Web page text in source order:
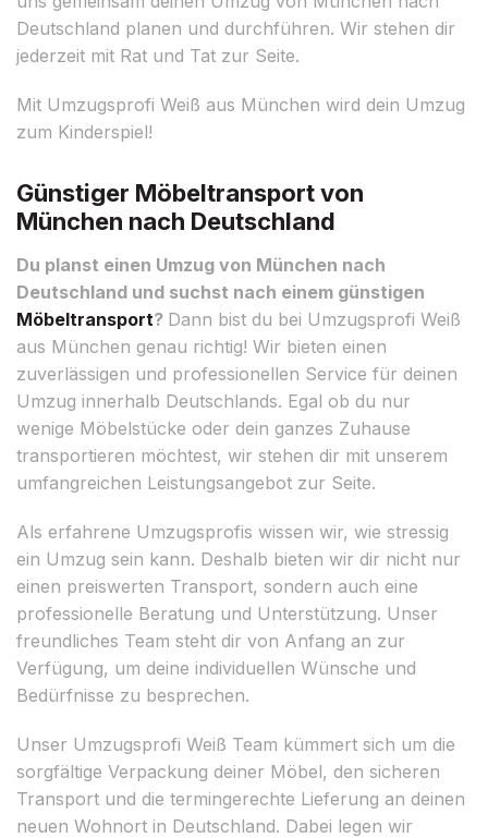
Deutschland planen und durchführen. Wir stehen dir
jederzeit mit Rat und Tat zur Seite.
Mit Umzugsprofi Weiß aus München wird dein Umzug
zum Kinderspiel!
Günstiger Möbeltransport von
München nach Deutschland
Du planst einen Umzug von München nach
Deutschland und suchst nach einem günstigen
Möbeltransport? Dann bist du bei Umzugsprofi Weiß
aus München genau richtig! Wir bieten einen
zuverlässigen und professionellen Service für deinen
Umzug innerhalb Deutschlands. Egal ob du nur
wenige Möbelstücke oder dein ganzes Zuhause
transportieren möchtest, wir stehen dir mit unserem
umfangreichen Leistungsangebot zur Seite.
Als erfahrene Umzugsprofis wissen wir, wie stressig
ein Umzug sein kann. Deshalb bieten wir dir nicht nur
einen preiswerten Transport, sondern auch eine
professionelle Beratung und Unterstützung. Unser
freundliches Team steht dir von Anfang an zur
Verfügung, um deine individuellen Wünsche und
Bedürfnisse zu besprechen.
Unser Umzugsprofi Weiß Team kümmert sich um die
sorgfältige Verpackung deiner Möbel, den sicheren
Transport und die termingerechte Lieferung an deinen
neuen Wohnort in Deutschland. Dabei legen wir